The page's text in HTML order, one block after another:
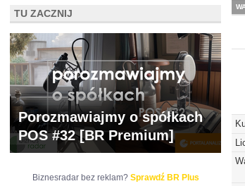
TU ZACZNIJ
Porozmawiajmy o spółkach
POS #32 [BR Premium]
Biznesradar bez reklam? Sprawdź BR Plus